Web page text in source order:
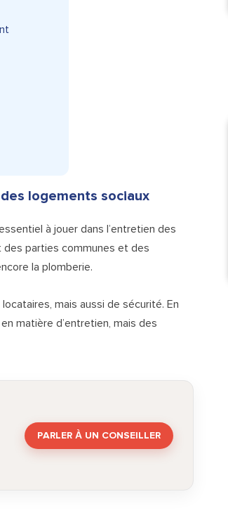
logements sociaux
à jouer dans l’entretien des
des parties communes et des
la plomberie.
mais aussi de sécurité. En
matière d’entretien, mais des
PARLER À UN CONSEILLER